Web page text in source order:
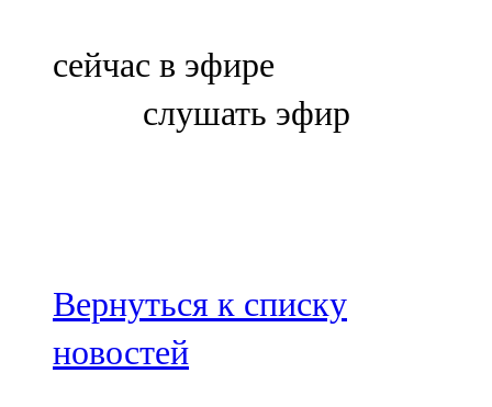
Болгар
100,3 FM
Зәй
106,6 FM
сейчас в эфире
слушать эфир
Вернуться к списку
новостей